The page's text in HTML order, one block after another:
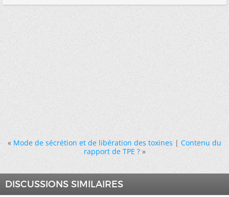
« Mode de sécrétion et de libération des toxines|Contenu du
rapport de TPE ? »
DISCUSSIONS SIMILAIRES